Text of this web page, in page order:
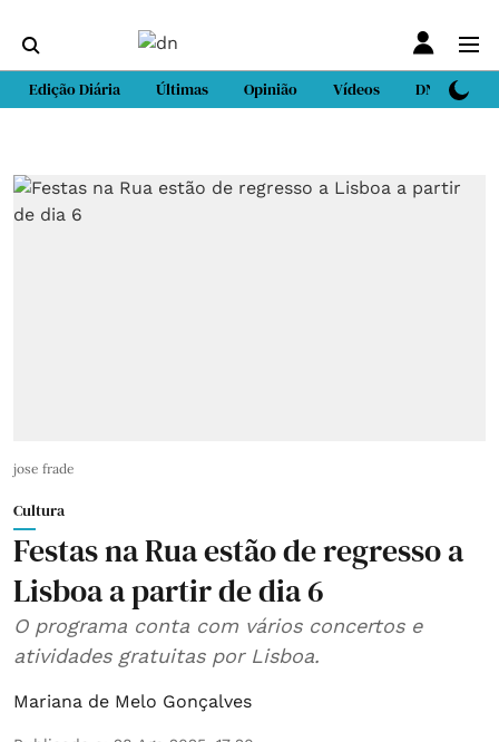
Edição Diária Últimas Opinião Vídeos DN Sport
jose frade
Cultura
Festas na Rua estão de regresso a
Lisboa a partir de dia 6
O programa conta com vários concertos e
atividades gratuitas por Lisboa.
Mariana de Melo Gonçalves